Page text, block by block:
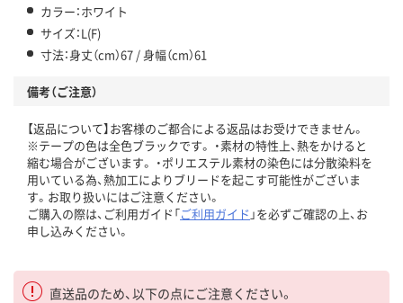
カラー：ホワイト
サイズ：L(F)
寸法：身丈（cm）67 / 身幅（cm）61
備考（ご注意）
【返品について】お客様のご都合による返品はお受けできません。
※テープの色は全色ブラックです。 ・素材の特性上、熱をかけると
縮む場合がございます。 ・ポリエステル素材の染色には分散染料を
用いている為、熱加工によりブリードを起こす可能性がございま
す。お取り扱いにはご注意ください。
ご購入の際は、ご利用ガイド「ご利用ガイド 」を必ずご確認の上、お
申し込みください。
直送品のため、以下の点にご注意ください。